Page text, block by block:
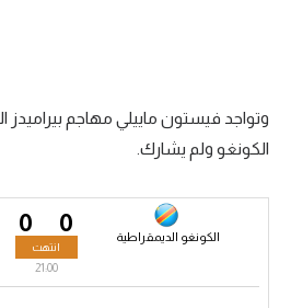
سعودي في الجول
الدوري الإنجليزي
الدوري الإسباني
وتواجد فيستون ماييلي مهاجم بيراميدز
الكونغو ولم يشارك.
0 الكونغو الديمقراطية 0
انتهت
21:00